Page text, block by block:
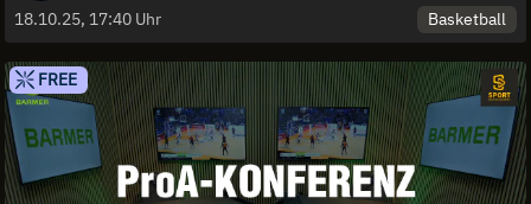
18.10.25, 17:40 Uhr
Basketball
FREE